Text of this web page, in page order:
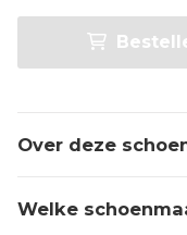
Over deze
Welke